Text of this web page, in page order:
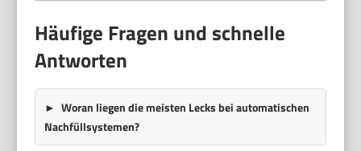
Häufige Fragen und schnelle
Antworten
Woran liegen die meisten Lecks bei automatischen
Nachfüllsystemen?